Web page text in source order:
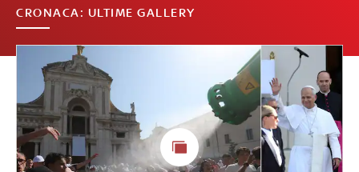
CRONACA: ULTIME GALLERY